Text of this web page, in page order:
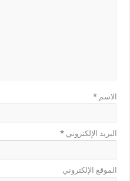
الاسم*
البريد الإلكتروني*
الموقع الإلكتروني